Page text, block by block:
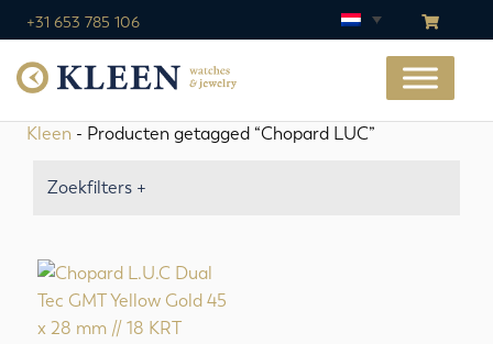
+31 653 785 106
Kleen - Producten getagged “Chopard LUC”
Zoekfilters +